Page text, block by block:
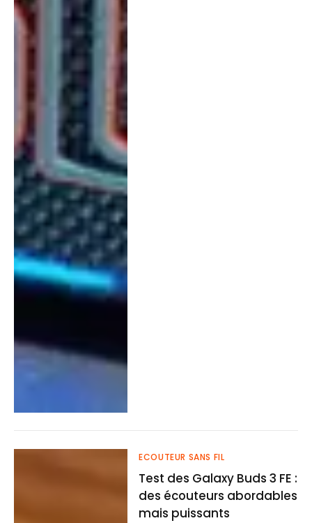
ECOUTEUR SANS FIL
Test des Galaxy Buds 3 FE :
des écouteurs abordables
mais puissants